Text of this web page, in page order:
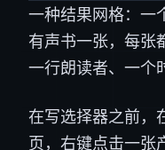
一种结果网格：一
有声书一张，每张
一行朗读者、一个
在写选择器之前，
页，右键点击一张